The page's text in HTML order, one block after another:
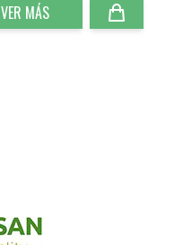
VER MÁS